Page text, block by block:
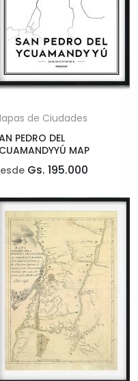
de Ciudades
PEDRO DEL
MAP
Gs. 195.000